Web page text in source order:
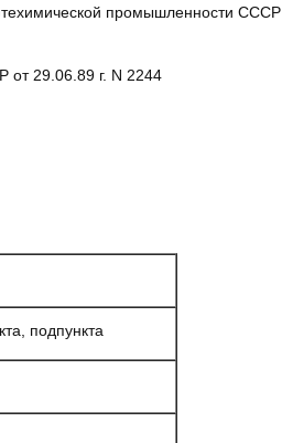
промышленности СССР
29.06.89 г. N 2244
подпункта